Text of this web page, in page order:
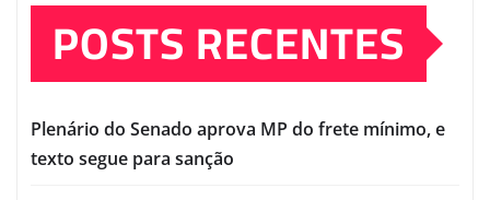
POSTS RECENTES
Plenário do Senado aprova MP do frete mínimo, e
texto segue para sanção